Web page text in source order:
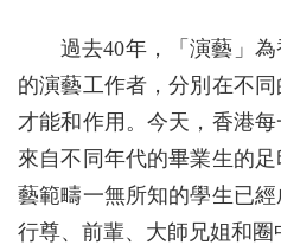
過去40年，「演藝」
的演藝工作者，分別在不
才能和作用。今天，香港
來自不同年代的畢業生的
藝範疇一無所知的學生已
行尊、前輩、大師兄姐和圈